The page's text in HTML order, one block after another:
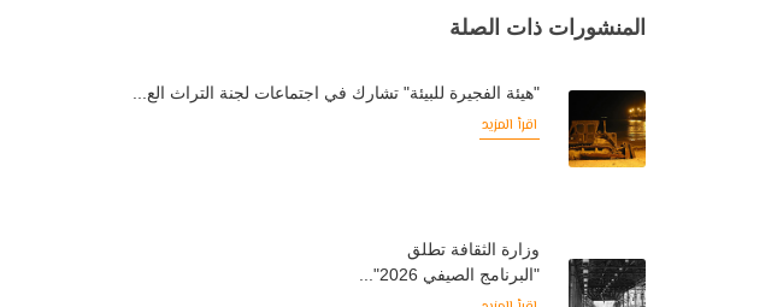
المنشورات ذات الصلة
"هيئة الفجيرة للبيئة" تشارك في اجتماعات لجنة التراث الع...
اقرأ المزيد
وزارة الثقافة تطلق
"البرنامج الصيفي 2026"...